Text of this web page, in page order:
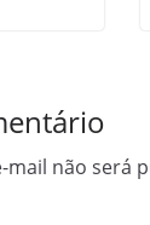
mail não será